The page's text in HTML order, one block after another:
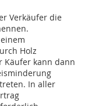
Verkäufer die
Holz
Käufer kann dann
In aller